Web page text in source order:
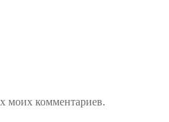
моих комментариев.